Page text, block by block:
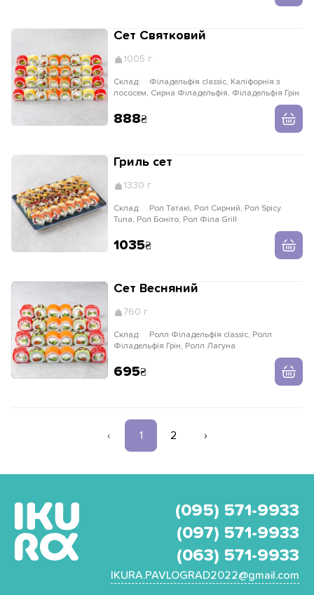
Сет Святковий
1005 г
Склад:
лососем, Сирна Філадельфія, Філадельфія Грін
888
Гриль сет
1330 г
Склад:
Tuna, Рол Боніто, Рол Філа Grill
1035
Сет Весняний
760 г
Склад:
Філадельфія Грін, Ролл Лагуна
695
‹ 1 2 ›
(095) 571-9933
(097) 571-9933
(063) 571-9933
IKURA.PAVLOGRAD2022@gmail.com